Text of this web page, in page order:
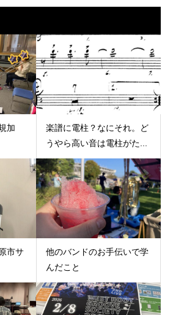
加
楽譜に電柱？なにそれ。ど
うやら高い音は電柱がた...
市サ
他のバンドのお手伝いで学
んだこと